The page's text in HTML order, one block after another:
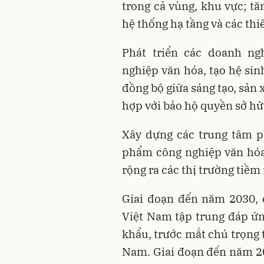
trong cả vùng, khu vực;
hệ thống hạ tầng và các
Phát triển các doanh
nghiệp văn hóa, tạo hệ
đồng bộ giữa sáng tạo,
hợp với bảo hộ quyền sở
Xây dựng các trung tâm
phẩm công nghiệp văn
rộng ra các thị trường tiềm
Giai đoạn đến năm
Việt Nam tập trung đáp
khẩu, trước mắt chú trọng
Nam. Giai đoạn đến năm